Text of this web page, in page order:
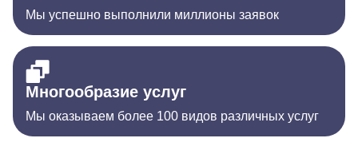
Мы успешно выполнили миллионы заявок
Многообразие услуг
Мы оказываем более 100 видов различных услуг